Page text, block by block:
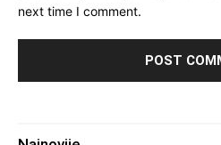
next time I comment.